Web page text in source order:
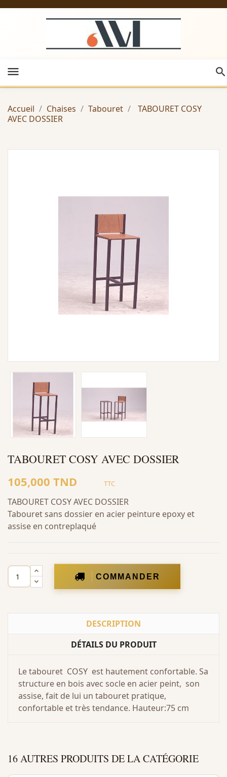
menu
Accueil Chaises Tabouret
TABOURET COSY
AVEC DOSSIER
TABOURET COSY AVEC DOSSIER
105,000 TND TTC
TABOURET COSY AVEC DOSSIER
Tabouret sans dossier en acier peinture epoxy et
assise en contreplaqué
COMMANDER
DESCRIPTION
DÉTAILS DU PRODUIT
Le tabouret COSY est hautement confortable. Sa
structure en bois avec socle en acier peint, son
assise, fait de lui un tabouret pratique,
confortable et très tendance. Hauteur:75 cm
16 AUTRES PRODUITS DE LA CATÉGORIE